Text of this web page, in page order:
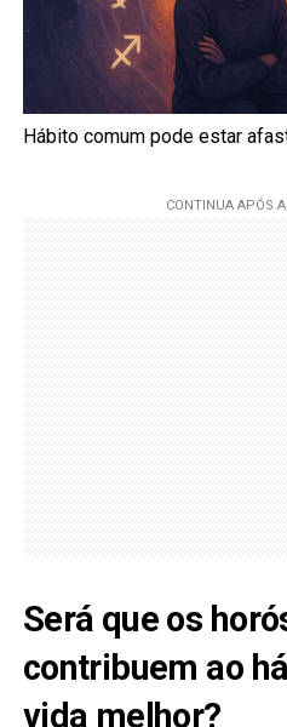
Hábito comum pode estar
Será que os
contribuem ao
vida melhor?